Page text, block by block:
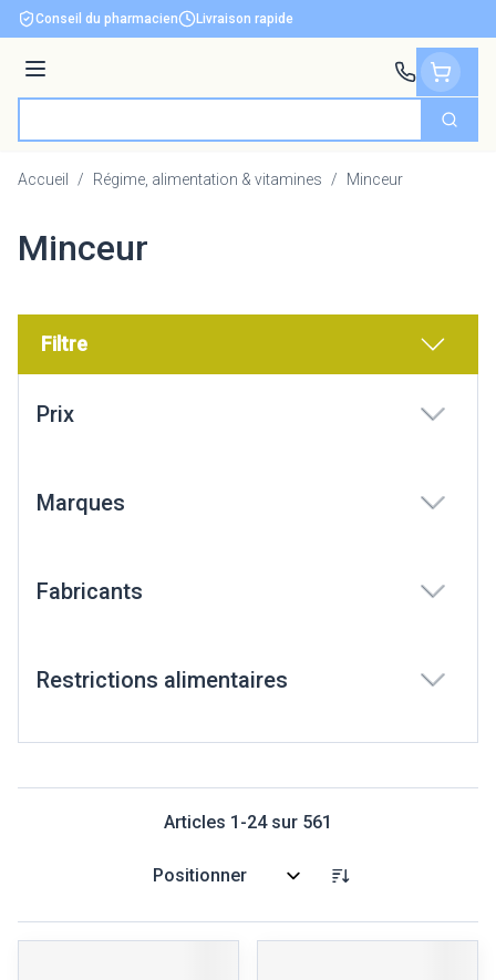
Aller au contenu
Conseil du pharmacien Livraison rapide
Menu
Accueil / Régime, alimentation & vitamines / Minceur
Minceur
Filtre
Prix
Marques
Fabricants
Restrictions alimentaires
Articles 1 -24sur 561
Trier par: